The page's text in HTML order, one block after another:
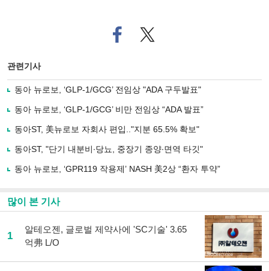
페
이
로
기
사
유
기
트위
터로
관련기사
동아 뉴로보, ‘GLP-1/GCG’ 전임상 "ADA 구두발표"
동아 뉴로보, ‘GLP-1/GCG’ 비만 전임상 “ADA 발표”
동아ST, 美뉴로보 자회사 편입.."지분 65.5% 확보"
동아ST, "단기 내분비∙당뇨, 중장기 종양∙면역 타깃"
동아 뉴로보, ‘GPR119 작용제’ NASH 美2상 “환자 투약”
많이 본 기사
1
알테오젠, 글로벌 제약사에 'SC기술' 3.65
억弗 L/O